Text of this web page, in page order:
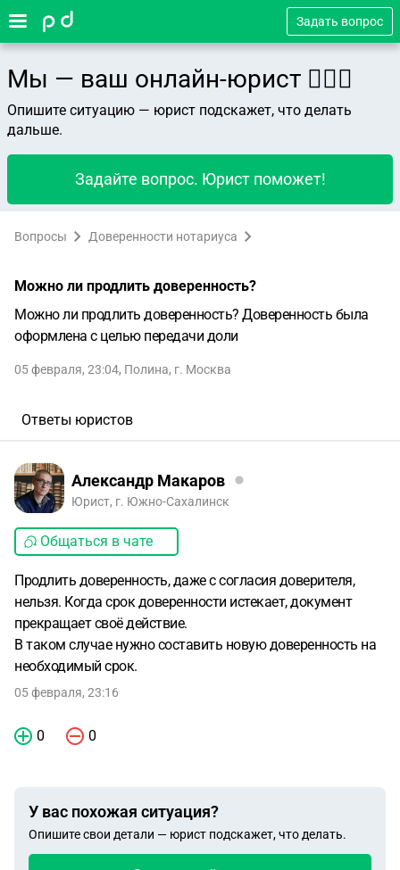
Задать вопрос
Мы — ваш онлайн-юрист 👨🏻‍⚖️
Опишите ситуацию — юрист подскажет, что делать
дальше.
Задайте вопрос. Юрист поможет!
Вопросы Доверенности нотариуса
Можно ли продлить доверенность?
Можно ли продлить доверенность? Доверенность была
оформлена с целью передачи доли
05 февраля, 23:04, Полина, г. Москва
Ответы юристов
Александр Макаров
Юрист, г. Южно-Сахалинск
Общаться в чате
Продлить доверенность, даже с согласия доверителя,
нельзя. Когда срок доверенности истекает, документ
прекращает своё действие.
В таком случае нужно составить новую доверенность на
необходимый срок.
05 февраля, 23:16
0 0
У вас похожая ситуация?
Опишите свои детали — юрист подскажет, что делать.